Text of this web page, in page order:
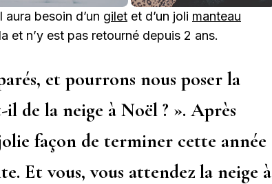
besoin d’un gilet et d’un joli manteau
et n’y est pas retourné depuis 2 ans.
et pourrons nous poser la
de la neige à Noël ? ». Après
façon de terminer cette année
Et vous, vous attendez la neige à